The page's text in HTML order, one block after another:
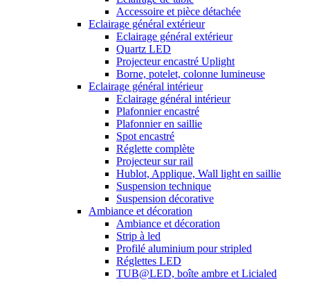
Accessoire et pièce détachée
Eclairage général extérieur
Eclairage général extérieur
Quartz LED
Projecteur encastré Uplight
Borne, potelet, colonne lumineuse
Eclairage général intérieur
Eclairage général intérieur
Plafonnier encastré
Plafonnier en saillie
Spot encastré
Réglette complète
Projecteur sur rail
Hublot, Applique, Wall light en saillie
Suspension technique
Suspension décorative
Ambiance et décoration
Ambiance et décoration
Strip à led
Profilé aluminium pour stripled
Réglettes LED
TUB@LED, boîte ambre et Licialed